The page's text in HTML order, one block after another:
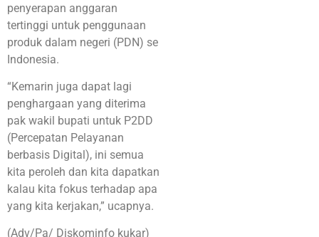
penyerapan anggaran
tertinggi untuk penggunaan
produk dalam negeri (PDN) se
Indonesia.
“Kemarin juga dapat lagi
penghargaan yang diterima
pak wakil bupati untuk P2DD
(Percepatan Pelayanan
berbasis Digital), ini semua
kita peroleh dan kita dapatkan
kalau kita fokus terhadap apa
yang kita kerjakan,” ucapnya.
(Adv/Pa/ Diskominfo kukar)